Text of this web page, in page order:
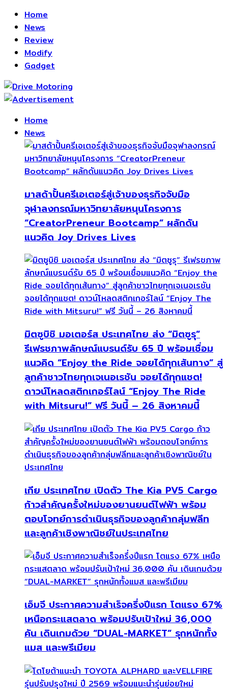
Home
News
Review
Modify
Gadget
Home
News
มาสด้าปั้นครีเอเตอร์สู่เจ้าของธุรกิจจับมือ
จุฬาลงกรณ์มหาวิทยาลัยหนุนโครงการ
“CreatorPreneur Bootcamp” ผลักดัน
แนวคิด Joy Drives Lives
มิตซูบิชิ มอเตอร์ส ประเทศไทย ส่ง “มิตซูรุ”
รีเฟรชภาพลักษณ์แบรนด์รับ 65 ปี พร้อมเชื่อม
แนวคิด “Enjoy the Ride จอยได้ทุกเส้นทาง” สู่
ลูกค้าชาวไทยทุกเจเนอเรชัน จอยได้ทุกแชต!
ดาวน์โหลดสติกเกอร์ไลน์ “Enjoy The Ride
with Mitsuru!” ฟรี วันนี้ – 26 สิงหาคมนี้
เกีย ประเทศไทย เปิดตัว The Kia PV5 Cargo
ก้าวสำคัญครั้งใหม่ของยานยนต์ไฟฟ้า พร้อม
ตอบโจทย์การดำเนินธุรกิจของลูกค้ากลุ่มฟลีท
และลูกค้าเชิงพาณิชย์ในประเทศไทย
เอ็มจี ประกาศความสำเร็จครึ่งปีแรก โตแรง 67%
เหนือกระแสตลาด พร้อมปรับเป้าใหม่ 36,000
คัน เดินเกมด้วย “DUAL-MARKET” รุกหนักทั้ง
แมส และพรีเมียม